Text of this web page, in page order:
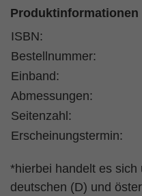
Produktinformationen
ISBN:
Bestellnummer:
Einband:
Abmessungen:
Seitenzahl:
Erscheinungstermin:
*hierbei handelt es sich
deutschen (D) und